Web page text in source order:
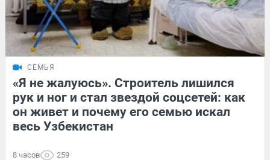
СЕМЬЯ
«Я не жалуюсь». Строитель лишился
рук и ног и стал звездой соцсетей: как
он живет и почему его семью искал
весь Узбекистан
8 часов 259